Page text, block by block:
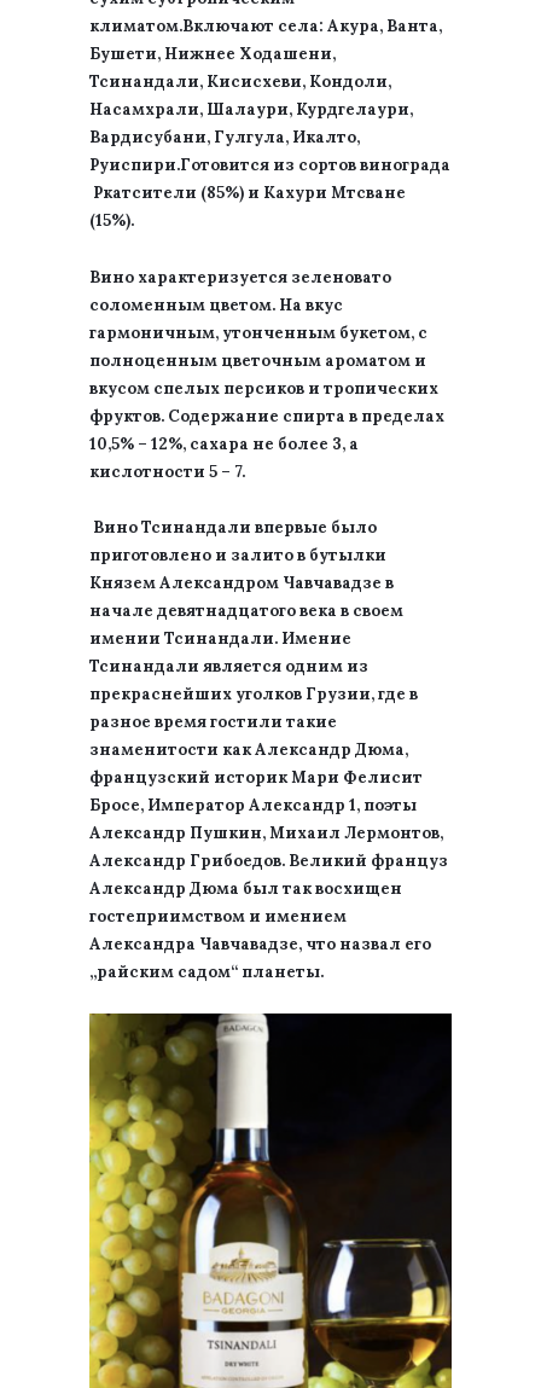
климатом.Включают села: Акура, Ванта,
Бушети, Нижнее Ходашени,
Тсинандали, Кисисхеви, Кондоли,
Насамхрали, Шалаури, Курдгелаури,
Вардисубани, Гулгула, Икалто,
Руиспири.Готовится из сортов винограда
Ркатсители (85%) и Кахури Мтсване
(15%).
Вино характеризуется зеленовато
соломенным цветом. На вкус
гармоничным, утонченным букетом, с
полноценным цветочным ароматом и
вкусом спелых персиков и тропических
фруктов. Содержание спирта в пределах
10,5% – 12%, сахара не более 3, а
кислотности 5 – 7.
Вино Тсинандали впервые было
приготовлено и залито в бутылки
Князем Александром Чавчавадзе в
начале девятнадцатого века в своем
имении Тсинандали. Имение
Тсинандали является одним из
прекраснейших уголков Грузии, где в
разное время гостили такие
знаменитости как Александр Дюма,
французский историк Мари Фелисит
Бросе, Император Александр 1, поэты
Александр Пушкин, Михаил Лермонтов,
Александр Грибоедов. Великий француз
Александр Дюма был так восхищен
гостеприимством и имением
Александра Чавчавадзе, что назвал его
„райским садом“ планеты.